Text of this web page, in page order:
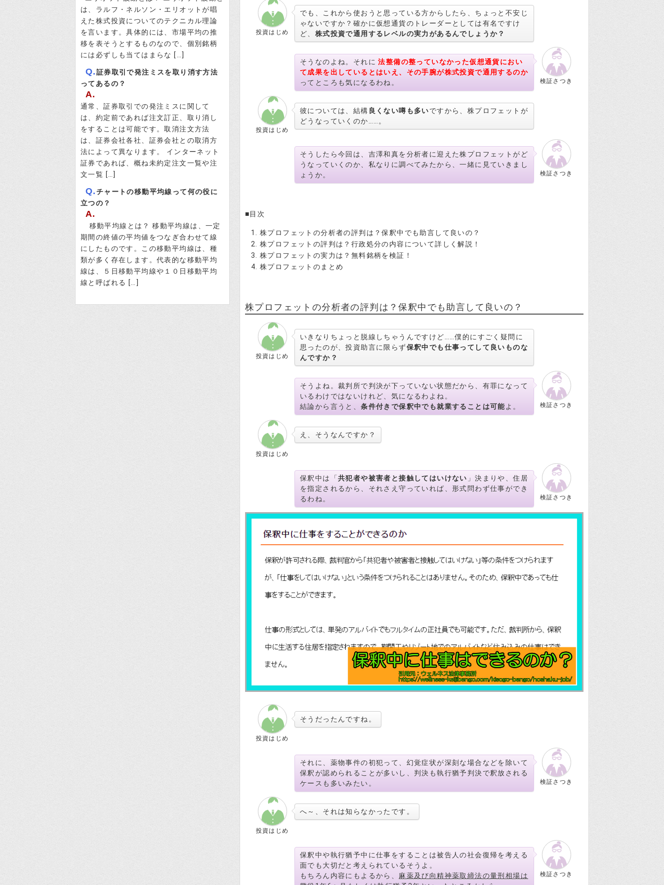
投資はじめ
でも、これから使おうと思っている方からしたら、ちょっと不安じ
ゃないですか？確かに仮想通貨のトレーダーとしては有名ですけ
ど、 株式投資で通用するレベルの実力があるんでしょうか？
検証さつき
そうなのよね。それに 法整備の整っていなかった仮想通貨におい
て成果を出しているとはいえ、その手腕が株式投資で通用するのか
ってところも気になるわね。
投資はじめ
彼については、結構 良くない噂も多いですから、株プロフェットが
どうなっていくのか……。
検証さつき
そうしたら今回は、吉澤和真を分析者に迎えた株プロフェットがど
うなっていくのか、私なりに調べてみたから、一緒に見ていきまし
ょうか。
■目次
株プロフェットの分析者の評判は？保釈中でも助言して良いの？
株プロフェットの評判は？行政処分の内容について詳しく解説！
株プロフェットの実力は？無料銘柄を検証！
株プロフェットのまとめ
株プロフェットの分析者の評判は？保釈中でも助言して良いの？
投資はじめ
いきなりちょっと脱線しちゃうんですけど……僕的にすごく疑問に
思ったのが、投資助言に限らず保釈中でも仕事ってして良いものな
んですか？
検証さつき
そうよね。裁判所で判決が下っていない状態だから、有罪になって
いるわけではないけれど、気になるわよね。
結論から言うと、条件付きで保釈中でも就業することは可能よ。
投資はじめ
え、そうなんですか？
検証さつき
保釈中は「共犯者や被害者と接触してはいけない 」決まりや、住居
を指定されるから、それさえ守っていれば、形式問わず仕事ができ
るわね。
投資はじめ
そうだったんですね。
検証さつき
それに、薬物事件の初犯って、幻覚症状が深刻な場合などを除いて
保釈が認められることが多いし、判決も執行猶予判決で釈放される
ケースも多いみたい。
投資はじめ
へ～、それは知らなかったです。
検証さつき
保釈中や執行猶予中に仕事をすることは被告人の社会復帰を考える
面でも大切だと考えられているそうよ。
もちろん内容にもよるから、 麻薬及び向精神薬取締法の量刑相場は
は、ラルフ・ネルソン・エリオットが唱
えた株式投資についてのテクニカル理論
を言います。具体的には、市場平均の推
移を表そうとするものなので、個別銘柄
には必ずしも当てはまらな […]
Q.証券取引で発注ミスを取り消す方法
ってあるの？
A.
通常、証券取引での発注ミスに関して
は、約定前であれば注文訂正、取り消し
をすることは可能です。取消注文方法
は、証券会社各社、証券会社との取消方
法によって異なります。 インターネット
証券であれば、概ね未約定注文一覧や注
文一覧 […]
Q.チャートの移動平均線って何の役に
立つの？
A.
移動平均線とは？ 移動平均線は、一定
期間の終値の平均値をつなぎ合わせて線
にしたものです。この移動平均線は、種
類が多く存在します。代表的な移動平均
線は、５日移動平均線や１０日移動平均
線と呼ばれる […]